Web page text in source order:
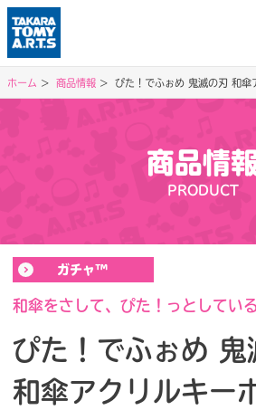
イベント&キャンペーン
EVENT&CAMPAIGN
お客様相談室
SUPPORT
閉じる
ホーム 商品情報 ぴた！でふぉめ 鬼滅の刃 和傘
商品情
PRODUCT
ガチャ™
和傘をさして、ぴた！っとしてい
ぴた！でふぉめ 鬼
和傘アクリルキー